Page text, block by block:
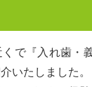
で『入れ歯・
いたしました。